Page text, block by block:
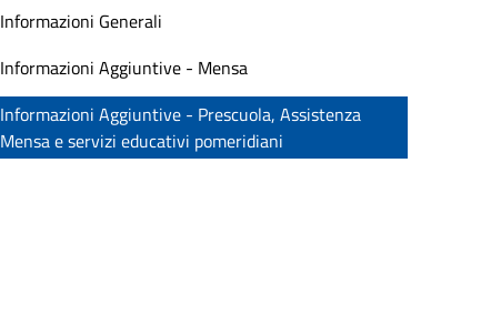
Informazioni Generali
Informazioni Aggiuntive - Mensa
Informazioni Aggiuntive - Prescuola, Assistenza
Mensa e servizi educativi pomeridiani